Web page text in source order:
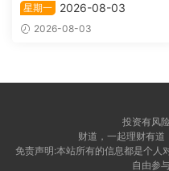
星期一
2026-08-03
2026-08-03
投资有风
财道，一起理财有道
免责声明:本站所有的信息都是个人
自由参